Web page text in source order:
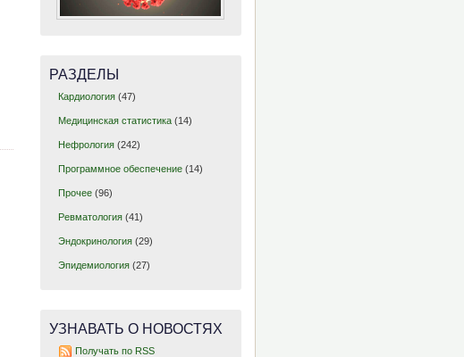
РАЗДЕЛЫ
Кардиология (47)
Медицинская статистика (14)
Нефрология (242)
Программное обеспечение (14)
Прочее (96)
Ревматология (41)
Эндокринология (29)
Эпидемиология (27)
УЗНАВАТЬ О НОВОСТЯХ
Получать по RSS